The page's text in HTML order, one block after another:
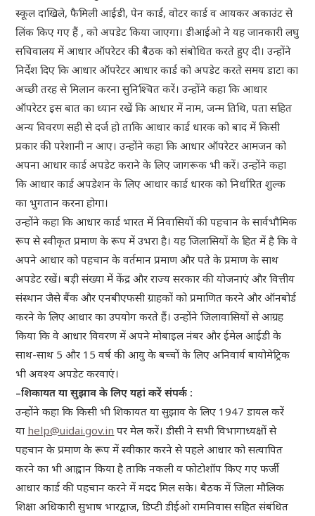
स्कूल दाखिले, फैमिली आईडी, पेन कार्ड, वोटर कार्ड व आयकर अकाउंट से
लिंक किए गए हैं , को अपडेट किया जाएगा। डीआईओ ने यह जानकारी लघु
सचिवालय में आधार ऑपरेटर की बैठक को संबोधित करते हुए दी। उन्होंने
निर्देश दिए कि आधार ऑपरेटर आधार कार्ड को अपडेट करते समय डाटा का
अच्छी तरह से मिलान करना सुनिश्चित करें। उन्होंने कहा कि आधार
ऑपरेटर इस बात का ध्यान रखें कि आधार में नाम, जन्म तिथि, पता सहित
अन्य विवरण सही से दर्ज हो ताकि आधार कार्ड धारक को बाद में किसी
प्रकार की परेशानी न आए। उन्होंने कहा कि आधार ऑपरेटर आमजन को
अपना आधार कार्ड अपडेट कराने के लिए जागरूक भी करें। उन्होंने कहा
कि आधार कार्ड अपडेशन के लिए आधार कार्ड धारक को निर्धारित शुल्क
का भुगतान करना होगा।
उन्होंने कहा कि आधार कार्ड भारत में निवासियों की पहचान के सार्वभौमिक
रूप से स्वीकृत प्रमाण के रूप में उभरा है। यह जिलासियों के हित में है कि वे
अपने आधार को पहचान के वर्तमान प्रमाण और पते के प्रमाण के साथ
अपडेट रखें। बड़ी संख्या में केंद्र और राज्य सरकार की योजनाएं और वित्तीय
संस्थान जैसे बैंक और एनबीएफसी ग्राहकों को प्रमाणित करने और ऑनबोर्ड
करने के लिए आधार का उपयोग करते हैं। उन्होंने जिलावासियों से आग्रह
किया कि वे आधार विवरण में अपने मोबाइल नंबर और ईमेल आईडी के
साथ-साथ 5 और 15 वर्ष की आयु के बच्चों के लिए अनिवार्य बायोमेट्रिक
भी अवश्य अपडेट करवाएं।
–शिकायत या सुझाव के लिए यहां करें संपर्क :
उन्होंने कहा कि किसी भी शिकायत या सुझाव के लिए 1947 डायल करें
या help@uidai.gov.in पर मेल करें। डीसी ने सभी विभागाध्यक्षों से
पहचान के प्रमाण के रूप में स्वीकार करने से पहले आधार को सत्यापित
करने का भी आह्वान किया है ताकि नकली व फोटोशॉप किए गए फर्जी
आधार कार्ड की पहचान करने में मदद मिल सके। बैठक में जिला मौलिक
शिक्षा अधिकारी सुभाष भारद्वाज, डिप्टी डीईओ रामनिवास सहित संबंधित